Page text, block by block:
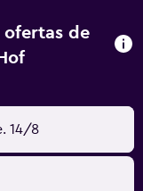
plancha. También
clientes. Se
recargo).
ofertas de
14/8